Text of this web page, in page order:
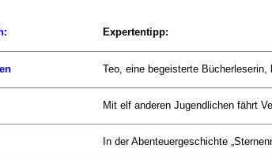
Expertentipp:
Teo, eine begeisterte
Mit elf anderen Jugendlichen fährt
In der Abenteuergeschichte